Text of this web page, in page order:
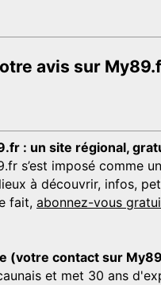
avis sur
: un site régional,
s’est imposé comme
à découvrir, infos,
fait, abonnez-vous
(votre contact sur
et met 30 ans